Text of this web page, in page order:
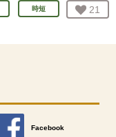
時短 お気
21
Facebook
別のウィンドウで開きます